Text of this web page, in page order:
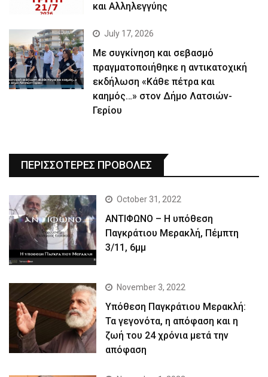
και Αλληλεγγύης
July 17, 2026
Με συγκίνηση και σεβασμό
πραγματοποιήθηκε η αντικατοχική
εκδήλωση «Κάθε πέτρα και
καημός…» στον Δήμο Λατσιών-
Γερίου
ΠΕΡΙΣΣΟΤΕΡΕΣ ΠΡΟΒΟΛΕΣ
October 31, 2022
ΑΝΤΙΦΩΝΟ – Η υπόθεση
Παγκράτιου Μερακλή, Πέμπτη
3/11, 6μμ
November 3, 2022
Yπόθεση Παγκράτιου Μερακλή:
Τα γεγονότα, η απόφαση και η
ζωή του 24 χρόνια μετά την
απόφαση